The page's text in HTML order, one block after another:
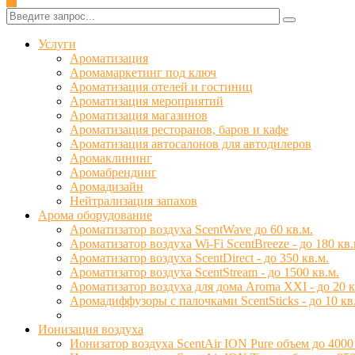
Услуги
Ароматизация
Аромамаркетинг под ключ
Ароматизация отелей и гостиниц
Ароматизация мероприятий
Ароматизация магазинов
Ароматизация ресторанов, баров и кафе
Ароматизация автосалонов для автодилеров
Аромаклининг
Аромабрендинг
Аромадизайн
Нейтрализация запахов
Арома оборудование
Ароматизатор воздуха ScentWave до 60 кв.м.
Ароматизатор воздуха Wi-Fi ScentBreeze - до 180
Ароматизатор воздуха ScentDirect - до 350 кв.м.
Ароматизатор воздуха ScentStream - до 1500 кв.м.
Ароматизатор воздуха для дома Aroma XXI - до 20
Аромадиффузоры с палочками ScentSticks - до 10
Ионизация воздуха
Ионизатор воздуха ScentAir ION Pure объем до